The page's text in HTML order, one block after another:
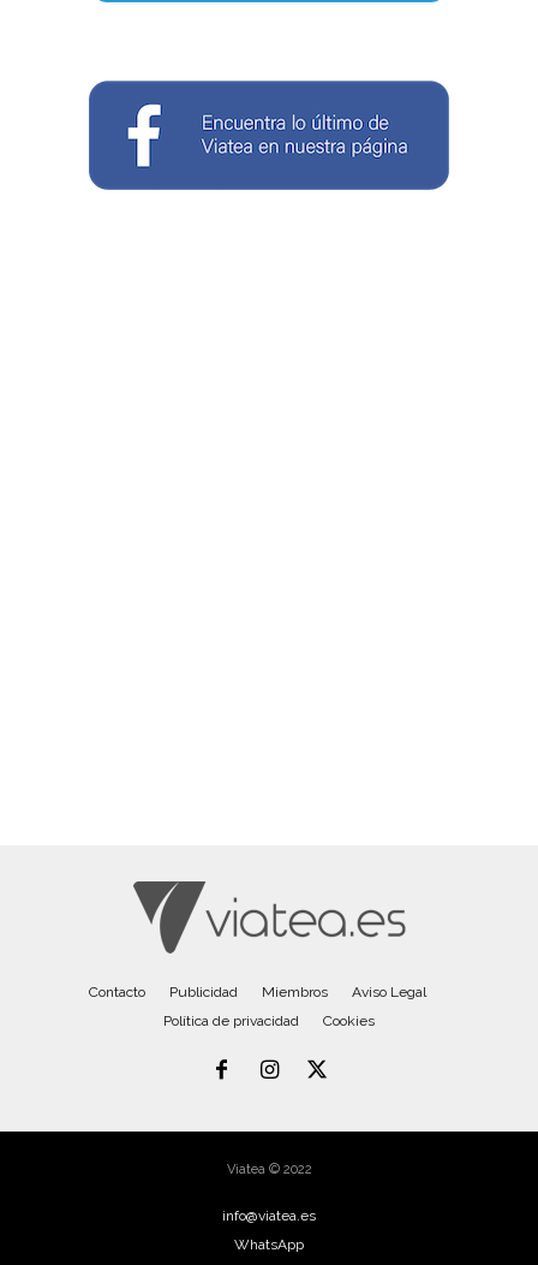
Contacto Publicidad Miembros
Aviso Legal
Política de privacidad
Cookies
Viatea © 2022
info@viatea.es
WhatsApp